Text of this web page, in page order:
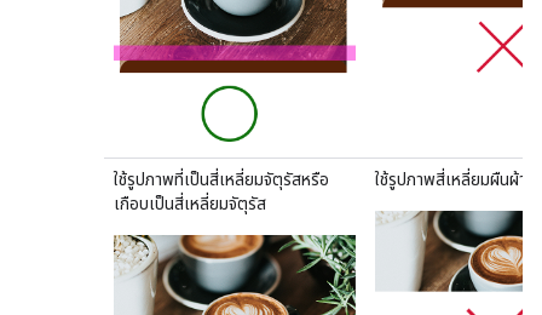
ใช้รูปภาพที่เป็นสี่เหลี่ยมจัตุรัสหรือ
เกือบเป็นสี่เหลี่ยมจัตุรัส
ใช้รูปภาพสี่เหลี่ยมผืนผ้าแ